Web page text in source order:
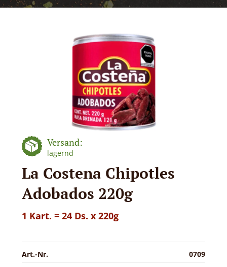
Versand:
lagernd
La Costena Chipotles
Adobados 220g
1 Kart. = 24 Ds. x 220g
Art.-Nr. 0709